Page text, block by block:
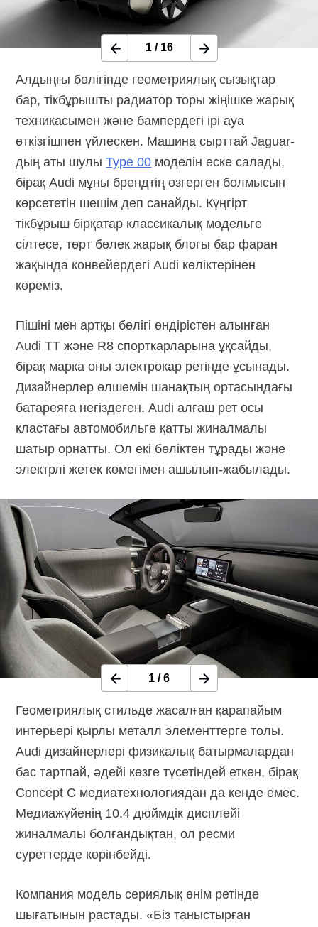
1/ 16
Алдыңғы бөлігінде геометриялық сызықтар
бар, тікбұрышты радиатор торы жіңішке жарық
техникасымен және бампердегі ірі ауа
өткізгішпен үйлескен. Машина сырттай Jaguar-
дың аты шулыType 00 моделін еске салады,
бірақ Audi мұны брендтің өзгерген болмысын
көрсететін шешім деп санайды. Күңгірт
тікбұрыш бірқатар классикалық модельге
сілтесе, төрт бөлек жарық блогы бар фаран
жақында конвейердегі Audi көліктерінен
көреміз.
Пішіні мен артқы бөлігі өндірістен алынған
Audi TT және R8 спорткарларына ұқсайды,
бірақ марка оны электрокар ретінде ұсынады.
Дизайнерлер өлшемін шанақтың ортасындағы
батареяға негіздеген. Audi алғаш рет осы
кластағы автомобильге қатты жиналмалы
шатыр орнатты. Ол екі бөліктен тұрады және
электрлі жетек көмегімен ашылып-жабылады.
1 /6
Геометриялық стильде жасалған қарапайым
интерьері қырлы металл элементтерге толы.
Audi дизайнерлері физикалық батырмалардан
бас тартпай, әдейі көзге түсетіндей еткен, бірақ
Concept C медиатехнологиядан да кенде емес.
Медиажүйенің 10.4 дюймдік дисплейі
жиналмалы болғандықтан, ол ресми
суреттерде көрінбейді.
Компания модель сериялық өнім ретінде
шығатынын растады. «Біз таныстырған